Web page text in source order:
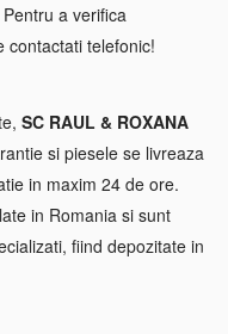
a verifica
contactati telefonic!
SC RAUL & ROXANA
si piesele se livreaza
in maxim 24 de ore.
in Romania si sunt
fiind depozitate in